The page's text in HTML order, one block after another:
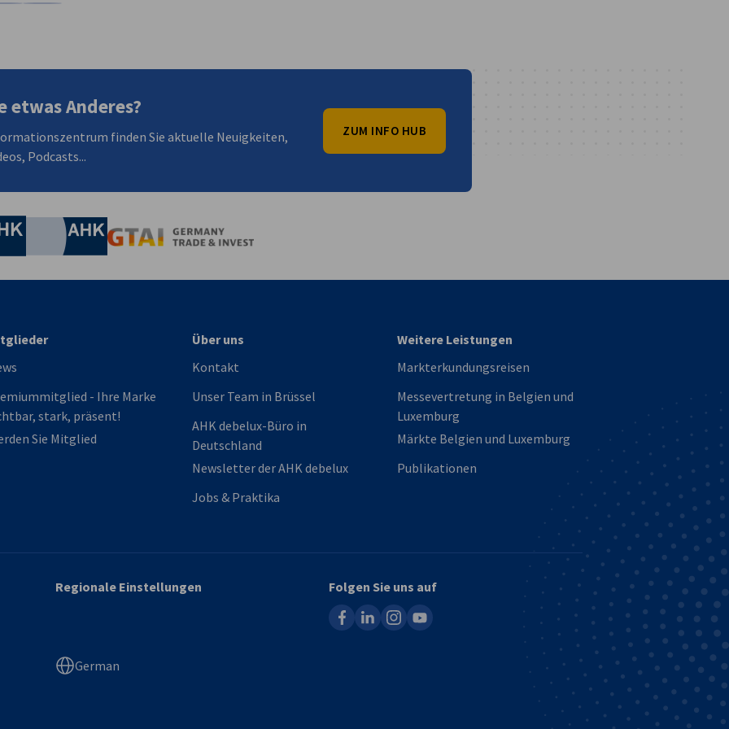
etwas Anderes?
finden Sie aktuelle Neuigkeiten,
Podcasts...
ZUM INFO HUB
Industrie- und Handelskammer
Industrie- und Handelskammer
AHK.de
- Ihre Marke
stark, präsent!
Sie Mitglied
Über uns
Kontakt
Unser Team in Brüssel
AHK debelux-Büro in
Deutschland
Newsletter der AHK debelux
Jobs & Praktika
Weitere Leistungen
Markterkundungsreisen
Messevertretung in Belgien und
Luxemburg
Märkte Belgien und Luxemburg
Publikationen
Regionale Einstellungen
German
Folgen Sie uns auf
facebooklinkedininstagram
youtube